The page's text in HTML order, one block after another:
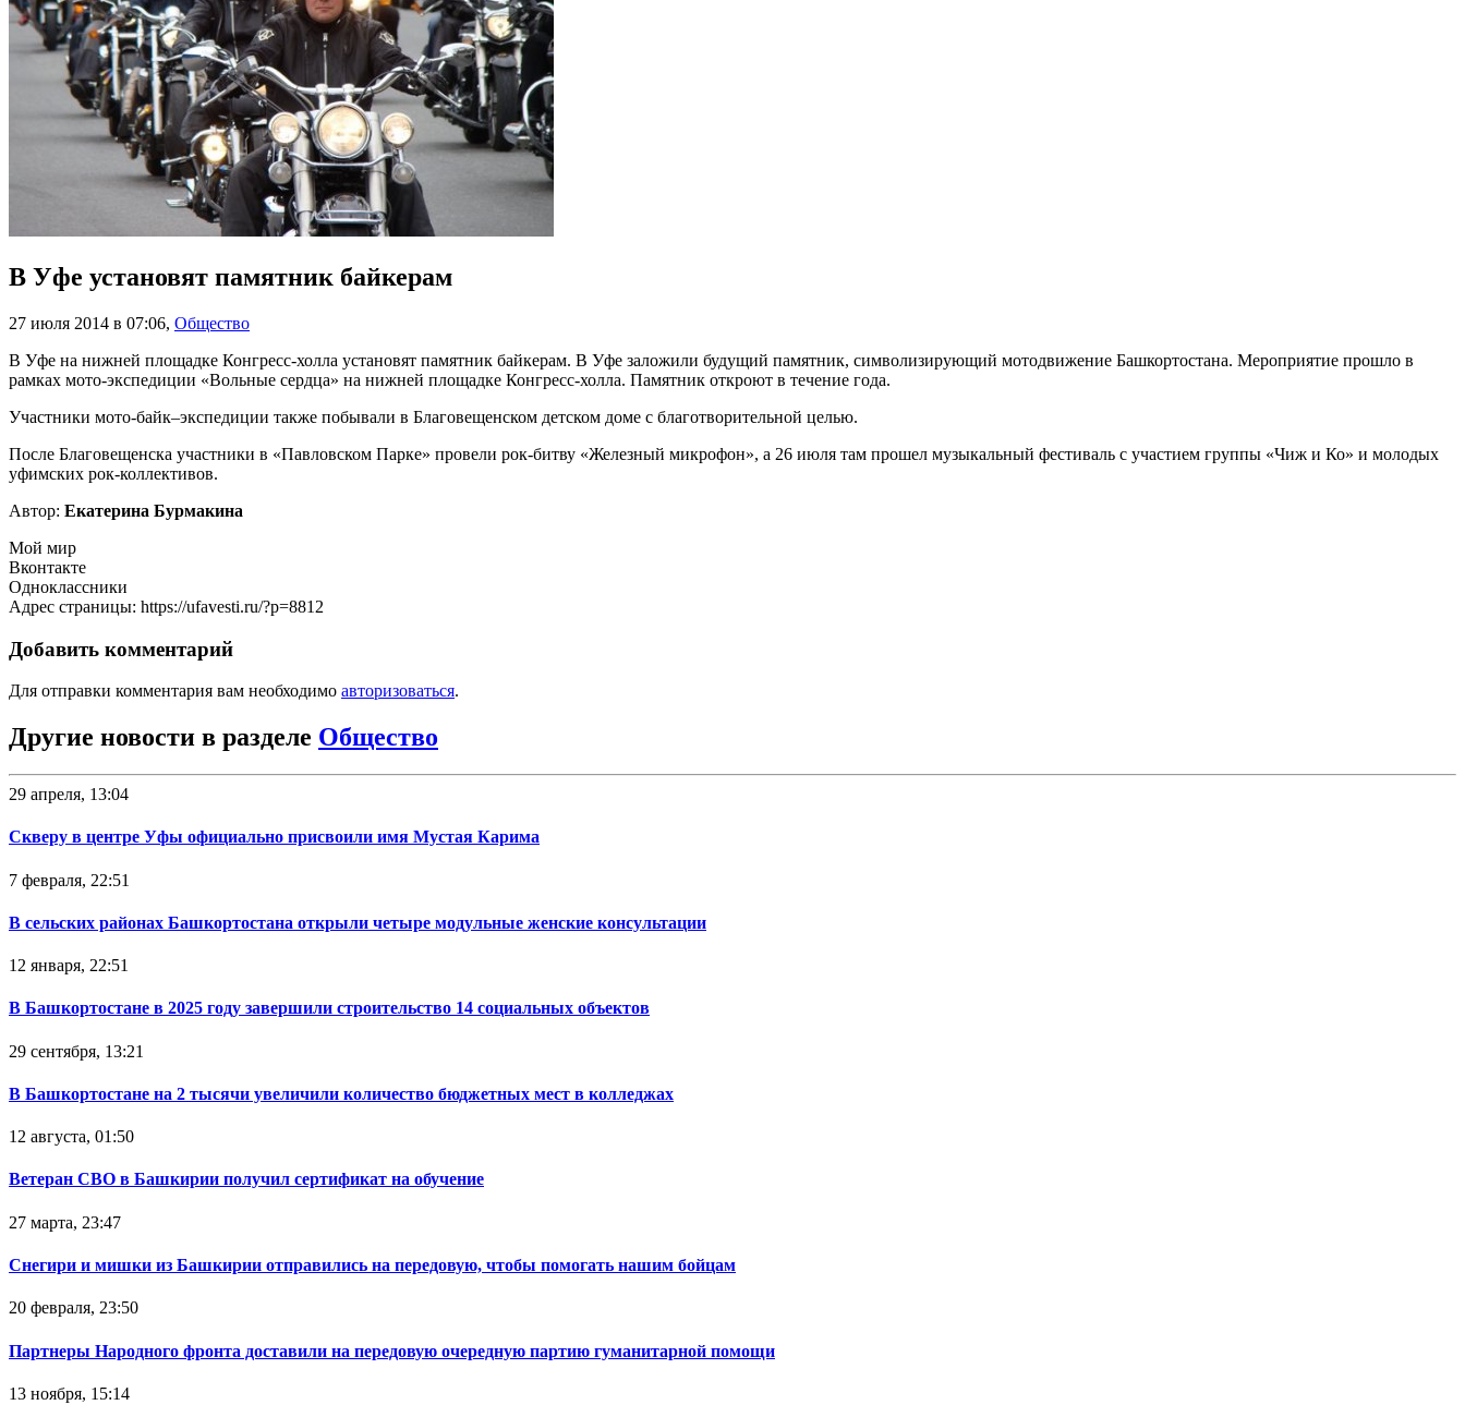
В Уфе установят памятник байкерам
27 июля 2014 в 07:06, Общество
В Уфе на нижней площадке Конгресс-холла установят памятник байкерам. В Уфе заложили будущий памятник, символизирующий мотодвижение Башкортостана. Мероприятие прошло в
рамках мото-экспедиции «Вольные сердца» на нижней площадке Конгресс-холла. Памятник откроют в течение года.
Участники мото-байк–экспедиции также побывали в Благовещенском детском доме с благотворительной целью.
После Благовещенска участники в «Павловском Парке» провели рок-битву «Железный микрофон», а 26 июля там прошел музыкальный фестиваль с участием группы «Чиж и Ко» и молодых
уфимских рок-коллективов.
Автор: Екатерина Бурмакина
Мой мир
Вконтакте
Одноклассники
Адрес страницы: https://ufavesti.ru/?p=8812
Добавить комментарий
Для отправки комментария вам необходимо авторизоваться.
Другие новости в разделе Общество
29 апреля, 13:04
Скверу в центре Уфы официально присвоили имя Мустая Карима
7 февраля, 22:51
В сельских районах Башкортостана открыли четыре модульные женские консультации
12 января, 22:51
В Башкортостане в 2025 году завершили строительство 14 социальных объектов
29 сентября, 13:21
В Башкортостане на 2 тысячи увеличили количество бюджетных мест в колледжах
12 августа, 01:50
Ветеран СВО в Башкирии получил сертификат на обучение
27 марта, 23:47
Снегири и мишки из Башкирии отправились на передовую, чтобы помогать нашим бойцам
20 февраля, 23:50
Партнеры Народного фронта доставили на передовую очередную партию гуманитарной помощи
13 ноября, 15:14